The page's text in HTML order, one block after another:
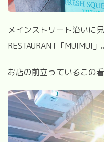
メインストリート沿いに
RESTAURANT「MUIMUI」。
お店の前立っているこの看